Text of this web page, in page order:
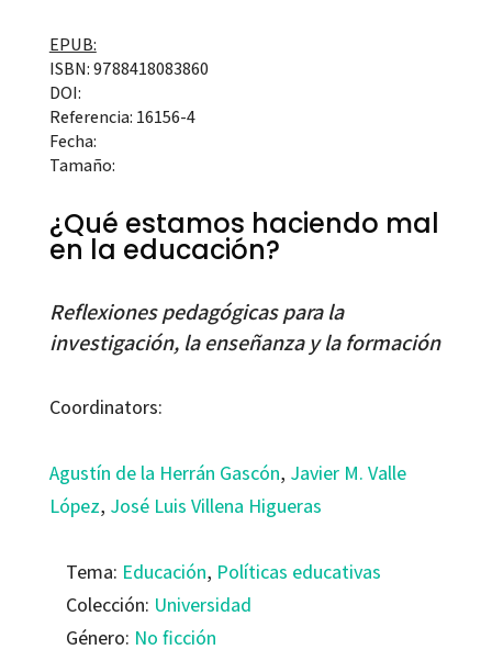
EPUB:
ISBN: 9788418083860
DOI:
Referencia: 16156-4
Fecha:
Tamaño:
¿Qué estamos haciendo mal
en la educación?
Reflexiones pedagógicas para la
investigación, la enseñanza y la formación
Coordinators:
Agustín de la Herrán Gascón, Javier M. Valle
López, José Luis Villena Higueras
Tema: Educación, Políticas educativas
Colección: Universidad
Género: No ficción